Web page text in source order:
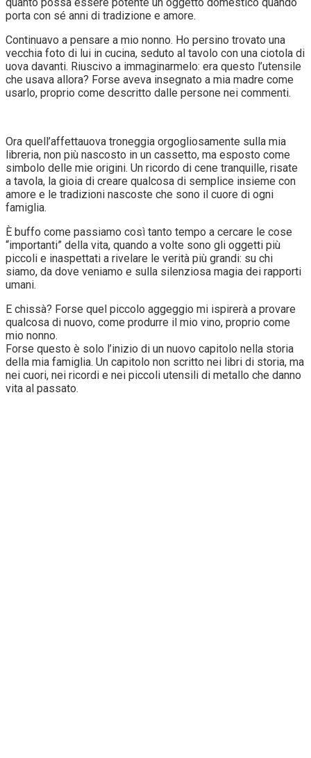
porta con sé anni di tradizione e amore.
Continuavo a pensare a mio nonno. Ho persino trovato una
vecchia foto di lui in cucina, seduto al tavolo con una ciotola di
uova davanti. Riuscivo a immaginarmelo: era questo l’utensile
che usava allora? Forse aveva insegnato a mia madre come
usarlo, proprio come descritto dalle persone nei commenti.
Ora quell’affettauova troneggia orgogliosamente sulla mia
libreria, non più nascosto in un cassetto, ma esposto come
simbolo delle mie origini. Un ricordo di cene tranquille, risate
a tavola, la gioia di creare qualcosa di semplice insieme con
amore e le tradizioni nascoste che sono il cuore di ogni
famiglia.
È buffo come passiamo così tanto tempo a cercare le cose
“importanti” della vita, quando a volte sono gli oggetti più
piccoli e inaspettati a rivelare le verità più grandi: su chi
siamo, da dove veniamo e sulla silenziosa magia dei rapporti
umani.
E chissà? Forse quel piccolo aggeggio mi ispirerà a provare
qualcosa di nuovo, come produrre il mio vino, proprio come
mio nonno.
Forse questo è solo l’inizio di un nuovo capitolo nella storia
della mia famiglia. Un capitolo non scritto nei libri di storia, ma
nei cuori, nei ricordi e nei piccoli utensili di metallo che danno
vita al passato.